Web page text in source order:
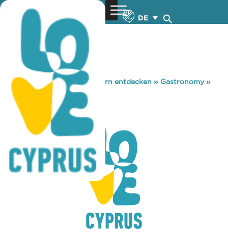
DE
You are here: Home »Zypern entdecken » Gastronomy»
SEARAYS
SEARAYS